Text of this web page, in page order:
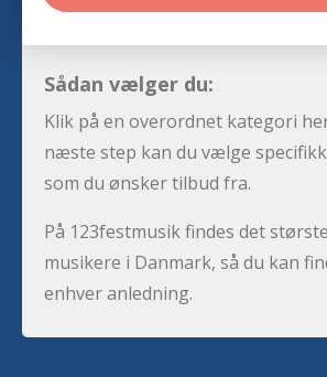
Sådan vælger du:
Klik på en overordnet kategori
næste step kan du vælge
som du ønsker tilbud fra.
På 123festmusik findes det
musikere i Danmark, så du kan
enhver anledning.